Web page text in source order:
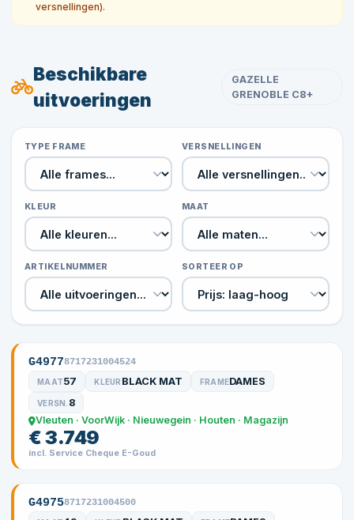
versnellingen).
Beschikbare
uitvoeringen
GAZELLE
GRENOBLE C8+
TYPE FRAME VERSNELLINGEN
KLEUR MAAT
ARTIKELNUMMER SORTEER OP
G49778717231004524
MAAT57 KLEUR BLACK MAT FRAMEDAMES
VERSN. 8
Vleuten · VoorWijk · Nieuwegein · Houten · Magazijn
€ 3.749
incl. Service Cheque E-Goud
G49758717231004500